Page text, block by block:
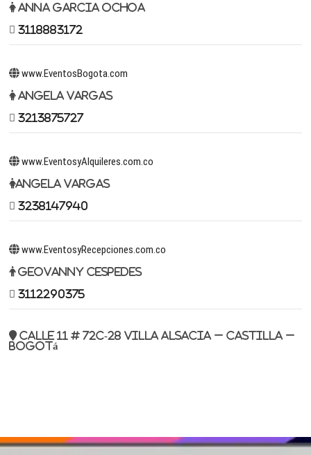
Anna Garcia Ochoa
3118883172
www.EventosBogota.com
Angela Vargas
3213875727
www.EventosyAlquileres.com.co
Angela Vargas
3238147940
www.EventosyRecepciones.com.co
Geovanny Cespedes
3112290375
Calle 11 # 72c-28 Villa Alsacia – Castilla –
Bogotá